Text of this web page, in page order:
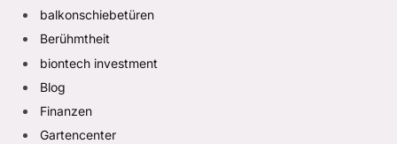
balkonschiebetüren
Berühmtheit
biontech investment
Blog
Finanzen
Gartencenter